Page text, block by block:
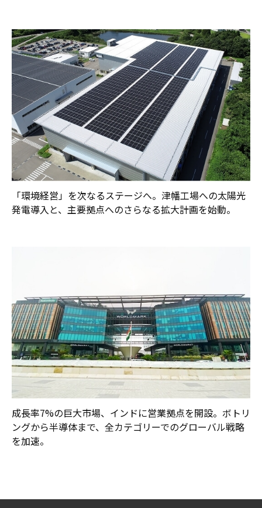
「環境経営」を次なるステージへ。津幡工場への太陽光
発電導入と、主要拠点へのさらなる拡大計画を始動。
成長率7%の巨大市場、インドに営業拠点を開設。ボトリ
ングから半導体まで、全カテゴリーでのグローバル戦略
を加速。